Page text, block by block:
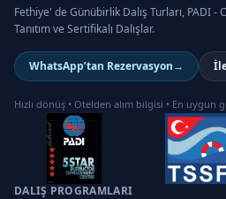
Fethiye' de Günübirlik Dalış Turları, PADI -
Tanıtım ve Sertifikalı Dalışlar.
WhatsApp’tan Rezervasyon→
Hızlı dönüş • Otelden alım bilgisi • En uygun
DALIŞ PROGRAMLARI